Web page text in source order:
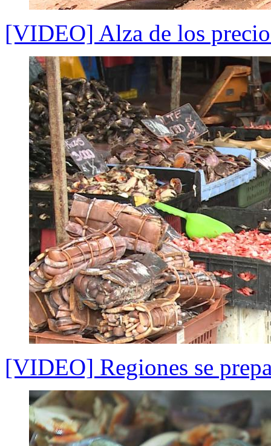
[VIDEO] Alza de los
[VIDEO] Regiones se